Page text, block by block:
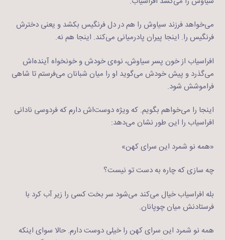
می‌خواهد فرزند سیاوش را هم در دل فرنگیس بکشد و یعنی دخترش
فرنگیس را. اینجا پیران پادرمیانی می‌کند. اینجا هم نه.
افراسیاب از خون پسر سیاوش، نوه‌ی خودش و خونخواه آینده‌اش
می‌گذرد و پیش خودش می‌گوید او را میان شبانان می‌فرستم تا شاهی
فراموشش شود.
اینجا را می‌خواهم بگویم. که ویژه دوست‌اش دارم که فردوسی نادانی
افراسیاب را این طور نشان می‌دهد:
«همه نو شمرد این سرای کهن»
چه سازی که چاره به دست تو نیست؟
بله افراسیاب خیال می‌کند می‌شود سر بخت کسی را زیر آب کرد با
فرستادنش میان چوپانان.
همه نو شمرد این سرای کهن را خیلی دوست دارم. حالا سوای اینکه